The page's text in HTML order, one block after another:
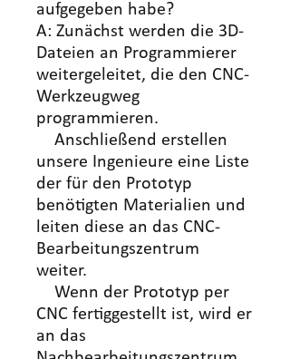
aufgegeben habe?
A: Zunächst werden die 3D-
Dateien an Programmierer
weitergeleitet, die den CNC-
Werkzeugweg
programmieren.
Anschließend erstellen
unsere Ingenieure eine Liste
der für den Prototyp
benötigten Materialien und
leiten diese an das CNC-
Bearbeitungszentrum
weiter.
Wenn der Prototyp per
CNC fertiggestellt ist, wird er
an das